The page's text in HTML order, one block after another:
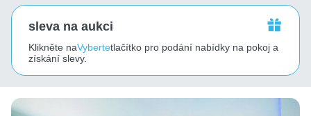
sleva na aukci
Klikněte naVybertetlačítko pro podání nabídky na pokoj a
získání slevy.